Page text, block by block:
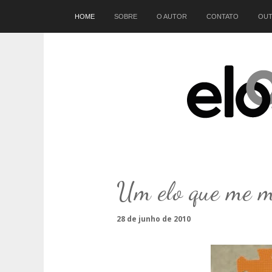
HOME SOBRE O AUTOR CONTATO Início
Um elo que me
28 de junho de 2010